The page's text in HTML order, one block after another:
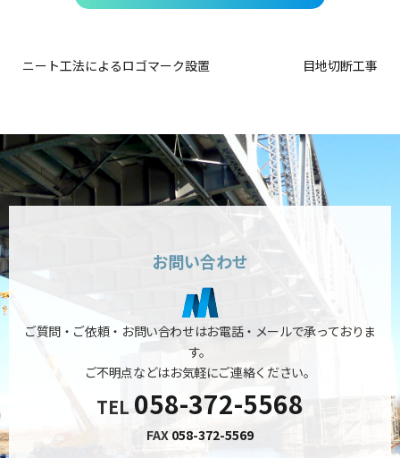
ニート工法によるロゴマーク設置 目地切断工事
お問い合わせ
ご質問・ご依頼・お問い合わせはお電話・メールで承っておりま
す。
ご不明点などはお気軽にご連絡ください。
TEL 058-372-5568
FAX 058-372-5569